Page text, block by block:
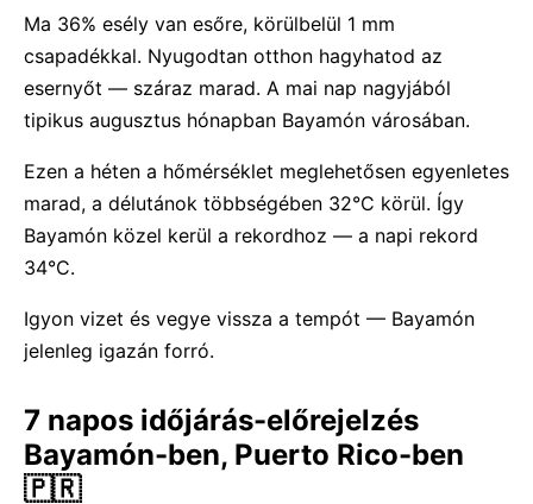
Ma 36% esély van esőre, körülbelül 1 mm
csapadékkal. Nyugodtan otthon hagyhatod az
esernyőt — száraz marad. A mai nap nagyjából
tipikus augusztus hónapban Bayamón városában.
Ezen a héten a hőmérséklet meglehetősen egyenletes
marad, a délutánok többségében 32°C körül. Így
Bayamón közel kerül a rekordhoz — a napi rekord
34°C.
Igyon vizet és vegye vissza a tempót — Bayamón
jelenleg igazán forró.
7 napos időjárás-előrejelzés
Bayamón-ben, Puerto Rico-ben
🇵🇷